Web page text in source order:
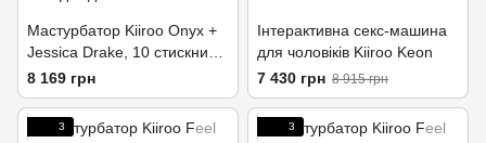
Мастурбатор Kiiroo Onyx +
Jessica Drake, 10 стискних
кілець, не треба рухати,
теледільдоніка
8 169 грн
Інтерактивна секс-машина
для чоловіків Kiiroo Keon
7 430 грн 8 915 грн
3 3